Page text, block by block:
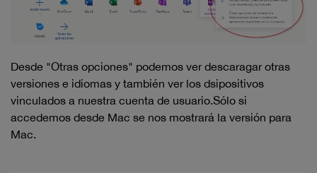
Desde "Otras opciones" podemos ver descaragar otras
versiones e idiomas y también ver los dsipositivos
vinculados a nuestra cuenta de usuario.Sólo si
accedemos desde Mac se nos mostrará la versión para
Mac.​